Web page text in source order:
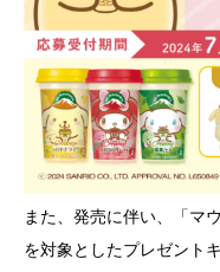
また、発売に伴い、「マ
を対象としたプレゼント